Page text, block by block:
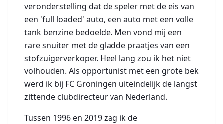
veronderstelling dat de speler met de eis van
een 'full loaded' auto, een auto met een volle
tank benzine bedoelde. Men vond mij een
rare snuiter met de gladde praatjes van een
stofzuigerverkoper. Heel lang zou ik het niet
volhouden. Als opportunist met een grote bek
werd ik bij FC Groningen uiteindelijk de langst
zittende clubdirecteur van Nederland.
Tussen 1996 en 2019 zag ik de